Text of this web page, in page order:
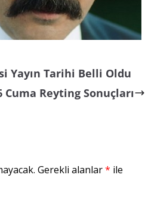
Yayın Tarihi Belli Oldu
Cuma Reyting Sonuçları
Gerekli alanlar* ile